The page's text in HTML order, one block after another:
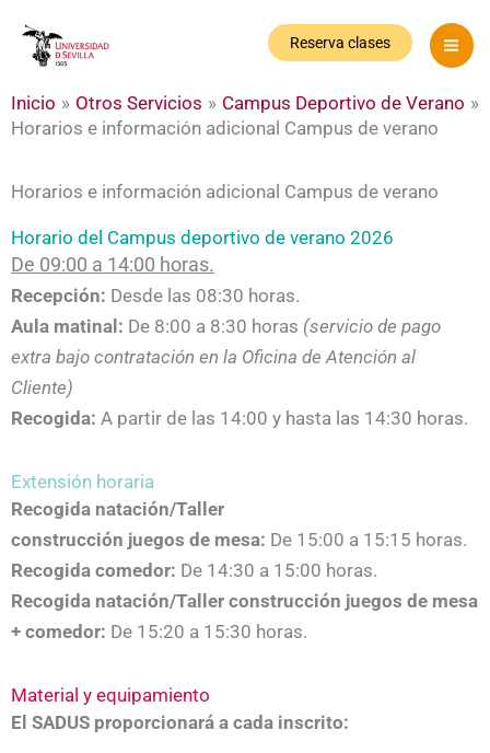
Reserva clases
Inicio Otros Servicios
Campus Deportivo de Verano
Horarios e información adicional Campus de verano
Horarios e información adicional Campus de verano
Horario del Campus deportivo de verano 2026
De 09:00 a 14:00 horas.
Recepción: Desde las 08:30 horas.
Aula matinal: De 8:00 a 8:30 horas (servicio de pago
extra bajo contratación en la Oficina de Atención al
Cliente)
Recogida: A partir de las 14:00 y hasta las 14:30 horas.
Extensión horaria
Recogida natación/Taller
construcción juegos de mesa: De 15:00 a 15:15 horas.
Recogida comedor: De 14:30 a 15:00 horas.
Recogida natación/Taller construcción juegos de mesa
+ comedor: De 15:20 a 15:30 horas.
Material y equipamiento
El SADUS proporcionará a cada inscrito: